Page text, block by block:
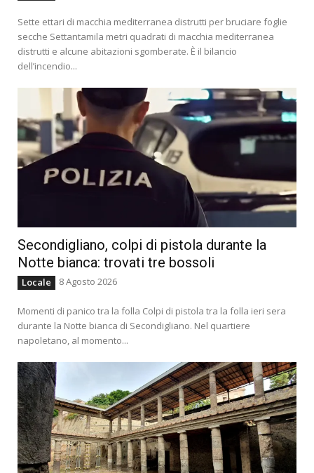
Sette ettari di macchia mediterranea distrutti per bruciare foglie
secche Settantamila metri quadrati di macchia mediterranea
distrutti e alcune abitazioni sgomberate. È il bilancio
dell’incendio...
Secondigliano, colpi di pistola durante la
Notte bianca: trovati tre bossoli
Locale 8 Agosto 2026
Momenti di panico tra la folla Colpi di pistola tra la folla ieri sera
durante la Notte bianca di Secondigliano. Nel quartiere
napoletano, al momento...